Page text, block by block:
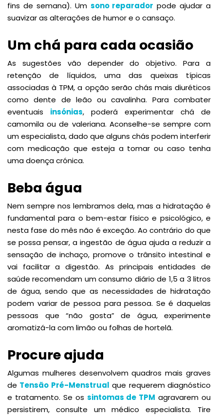
fins de semana). Um sono reparador pode ajudar a
suavizar as alterações de humor e o cansaço.
Um chá para cada ocasião
As sugestões vão depender do objetivo. Para a
retenção de líquidos, uma das queixas típicas
associadas à TPM, a opção serão chás mais diuréticos
como dente de leão ou cavalinha. Para combater
eventuais insónias, poderá experimentar chá de
camomila ou de valeriana. Aconselhe-se sempre com
um especialista, dado que alguns chás podem interferir
com medicação que esteja a tomar ou caso tenha
uma doença crónica.
Beba água
Nem sempre nos lembramos dela, mas a hidratação é
fundamental para o bem-estar físico e psicológico, e
nesta fase do mês não é exceção. Ao contrário do que
se possa pensar, a ingestão de água ajuda a reduzir a
sensação de inchaço, promove o trânsito intestinal e
vai facilitar a digestão. As principais entidades de
saúde recomendam um consumo diário de 1,5 a 3 litros
de água, sendo que as necessidades de hidratação
podem variar de pessoa para pessoa. Se é daquelas
pessoas que “não gosta” de água, experimente
aromatizá-la com limão ou folhas de hortelã.
Procure ajuda
Algumas mulheres desenvolvem quadros mais graves
de Tensão Pré-Menstrual que requerem diagnóstico
e tratamento. Se os sintomas de TPM agravarem ou
persistirem, consulte um médico especialista. Tire